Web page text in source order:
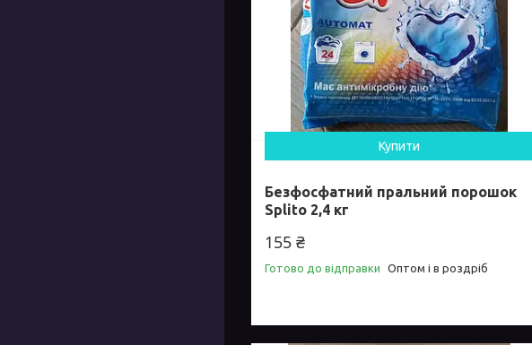
Купити
Безфосфатний пральний порошок
Splito 2,4 кг
155 ₴
Готово до відправки Оптом і в роздріб